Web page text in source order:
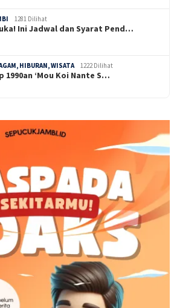
1281 Dilihat
Ini Jadwal dan Syarat Pend…
HIBURAN, WISATA 1222 Dilihat
1990an ‘Mou Koi Nante S…